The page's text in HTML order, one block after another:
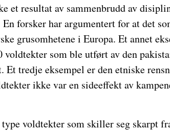
et resultat av sammenbrudd av
forsker har argumentert for at det
grusomhetene i Europa. Et annet
voldtekter som ble utført av den
Et tredje eksempel er den etniske
ikke var en sideeffekt av
type voldtekter som skiller seg skarpt